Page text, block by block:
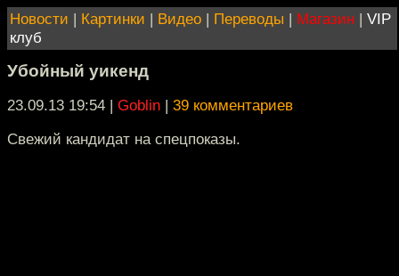
Новости | Картинки | Видео | Переводы | Магазин | VIP
клуб
Убойный уикенд
23.09.13 19:54 | Goblin | 39 комментариев
Свежий кандидат на спецпоказы.